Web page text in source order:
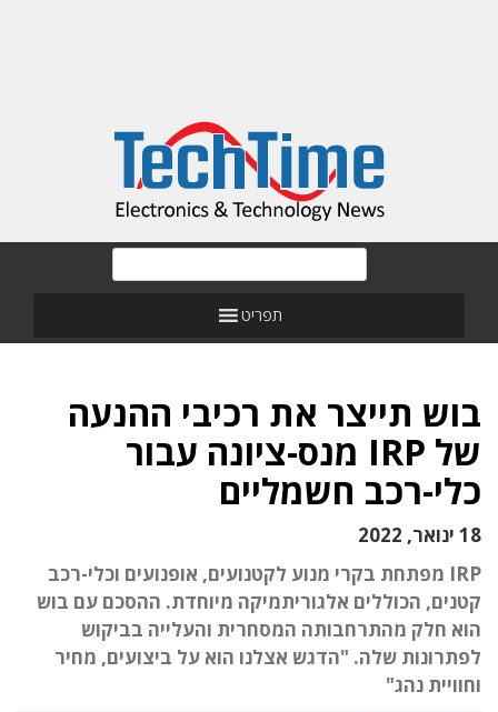
תפריט
בוש תייצר את רכיבי ההנעה
של IRP מנס-ציונה עבור
כלי-רכב חשמליים
18 ינואר, 2022
IRP מפתחת בקרי מנוע לקטנועים, אופנועים וכלי-רכב
קטנים, הכוללים אלגוריתמיקה מיוחדת. ההסכם עם בוש
הוא חלק מהתרחבותה המסחרית והעלייה בביקוש
לפתרונות שלה. "הדגש אצלנו הוא על ביצועים, מחיר
וחוויית נהג"